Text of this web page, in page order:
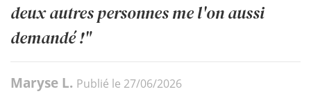
deux autres personnes me l'on aussi
demandé !"
Maryse L. Publié le 27/06/2026